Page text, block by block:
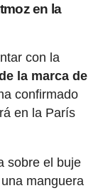
en la
con la
la marca de
confirmado
en la París
sobre el buje
manguera